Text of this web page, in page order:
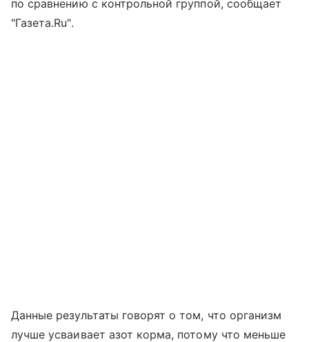
по сравнению с контрольной группой, сообщает
"Газета.Ru".
Данные результаты говорят о том, что организм
лучше усваивает азот корма, потому что меньше